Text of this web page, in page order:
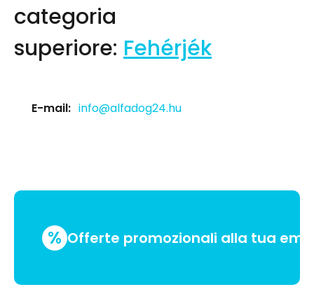
categoria
superiore: Fehérjék
E-mail: info@alfadog24.hu
% Offerte promozionali alla tua